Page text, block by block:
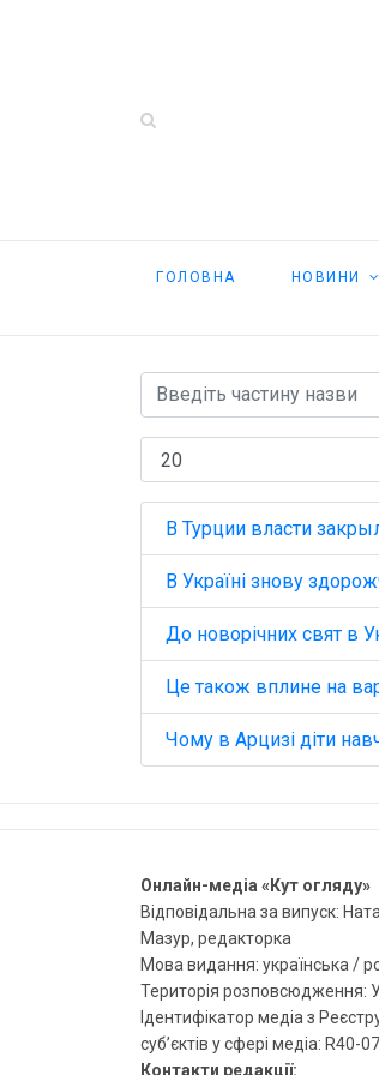
ГОЛОВНА НОВИНИ
В Турции власти
В Україні знову
До новорічних свят в
Це також вплине на
Чому в Арцизі діти
Онлайн-медіа «Кут огляду»
Відповідальна за випуск:
Мазур, редакторка
Мова видання: українська /
Територія розповсюдження:
Ідентифікатор медіа з
суб’єктів у сфері медіа: R40-
Контакти редакції: